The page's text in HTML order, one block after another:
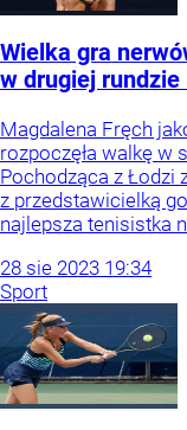
Wielka gra
w drugiej rundzie
Magdalena Fręch
rozpoczęła walkę w
Pochodząca z Łodzi
z przedstawicielką
najlepsza tenisistka
28 sie 2023 19:34
Sport